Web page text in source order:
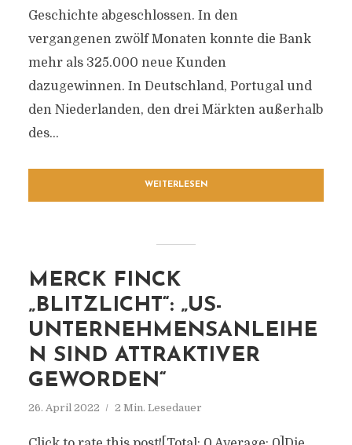
Geschichte abgeschlossen. In den
vergangenen zwölf Monaten konnte die Bank
mehr als 325.000 neue Kunden
dazugewinnen. In Deutschland, Portugal und
den Niederlanden, den drei Märkten außerhalb
des...
WEITERLESEN
MERCK FINCK
„BLITZLICHT“: „US-
UNTERNEHMENSANLEIHE
N SIND ATTRAKTIVER
GEWORDEN“
26. April 2022 2 Min. Lesedauer